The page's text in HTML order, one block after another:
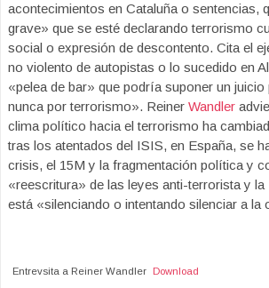
acontecimientos en Cataluña o sentencias,
grave» que se esté declarando terrorismo
social o expresión de descontento. Cita el
no violento de autopistas o lo sucedido en
«pelea de bar» que podría suponer un
nunca por terrorismo». Reiner Wandler
clima político hacia el terrorismo ha
tras los atentados del ISIS, en España, se
crisis, el 15M y la fragmentación política y
«reescritura» de las leyes anti-terrorista y
está «silenciando o intentando silenciar a la
Entrevsita a Reiner Wandler Download